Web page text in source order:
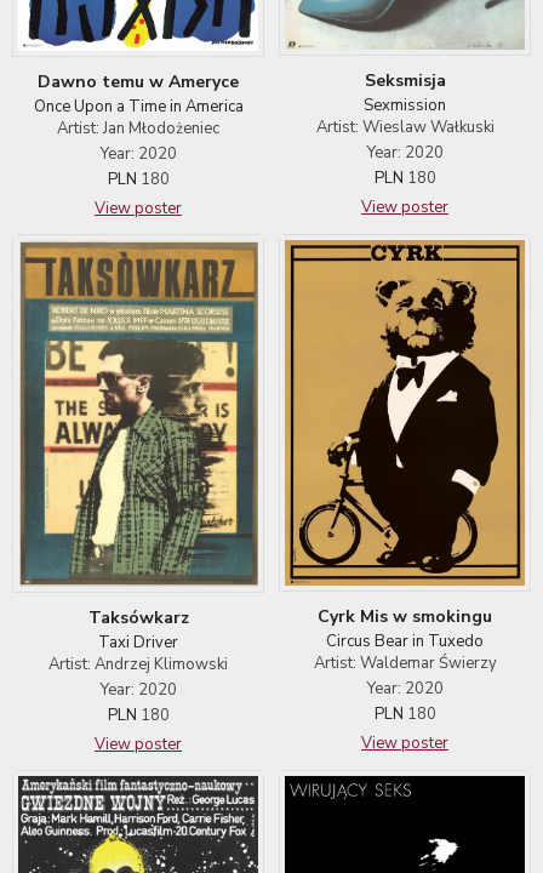
Dawno temu w Ameryce
Once Upon a Time in America
Artist: Jan Młodożeniec
Year: 2020
PLN 180
View poster
Seksmisja
Sexmission
Artist: Wieslaw Wałkuski
Year: 2020
PLN 180
View poster
Taksówkarz
Taxi Driver
Artist: Andrzej Klimowski
Year: 2020
PLN 180
View poster
Cyrk Mis w smokingu
Circus Bear in Tuxedo
Artist: Waldemar Świerzy
Year: 2020
PLN 180
View poster